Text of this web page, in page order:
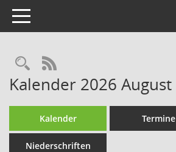
Toggle navigation
Rechercheauswahl
RSS-Feed
Kalender 2026 August
Kalender Termine
Niederschriften